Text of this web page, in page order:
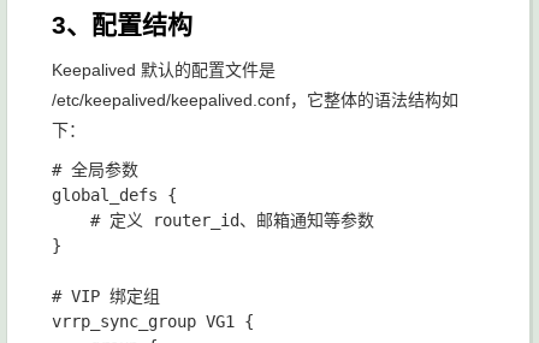
3、配置结构
Keepalived 默认的配置文件是
/etc/keepalived/keepalived.conf，它整体的语法结构如
下：
# 全局参数
global_defs {
    # 定义 router_id、邮箱通知等参数
}
# VIP 绑定组
vrrp_sync_group VG1 {